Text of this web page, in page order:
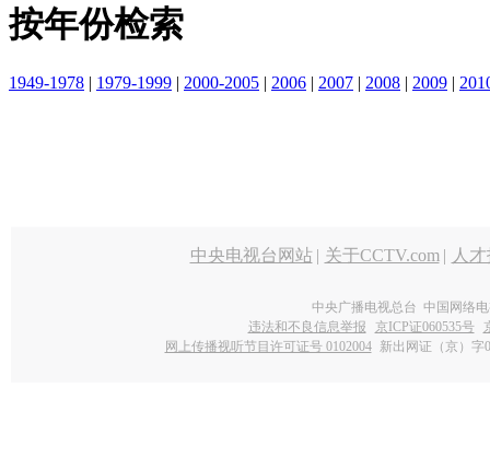
按年份检索
1949-1978 | 1979-1999 | 2000-2005 | 2006 | 2007 | 2008 | 2009 |
中央电视台网站 | 关于CCTV.com | 人
中央广播电视总台 中国网络
违法和不良信息举报
京ICP证060535号
网上传播视听节目许可证号 0102004 新出网证（京）